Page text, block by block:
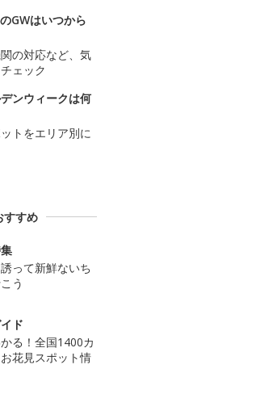
GWはいつから
の対応など、気
ェック
ンウィークは何
トをエリア別に
すすめ
って新鮮ないち
う
ド
る！全国1400カ
花見スポット情